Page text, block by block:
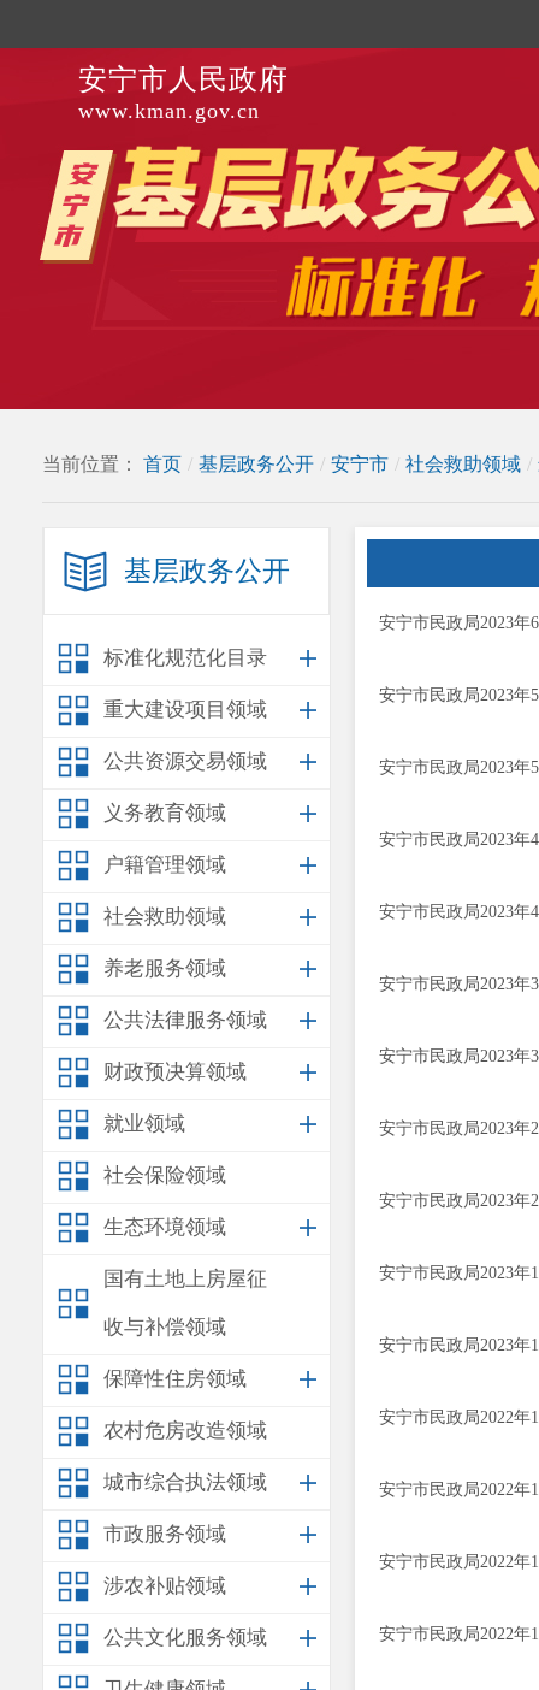
安宁市人民政府
www.kman.gov.cn
当前位置： 首页 / 基层政务公开 / 安宁市 / 社会救助领域 /
基层政务公开
标准化规范化目录
重大建设项目领域
公共资源交易领域
义务教育领域
户籍管理领域
社会救助领域
养老服务领域
公共法律服务领域
财政预决算领域
就业领域
社会保险领域
生态环境领域
国有土地上房屋征
收与补偿领域
保障性住房领域
农村危房改造领域
城市综合执法领域
市政服务领域
涉农补贴领域
公共文化服务领域
安宁市民政局2023年
安宁市民政局2023年
安宁市民政局2023年
安宁市民政局2023年
安宁市民政局2023年
安宁市民政局2023年
安宁市民政局2023年
安宁市民政局2023年
安宁市民政局2023年
安宁市民政局2023年
安宁市民政局2023年
安宁市民政局2022年
安宁市民政局2022年
安宁市民政局2022年
安宁市民政局2022年